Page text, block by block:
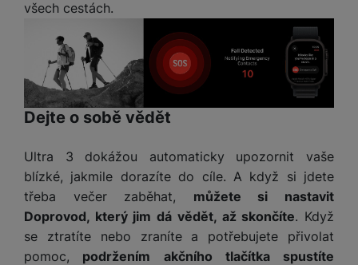
všech cestách.
Dejte o sobě vědět
Ultra 3 dokážou automaticky upozornit vaše
blízké, jakmile dorazíte do cíle. A když si jdete
třeba večer zaběhat, můžete si nastavit
Doprovod, který jim dá vědět, až skončíte. Když
se ztratíte nebo zraníte a potřebujete přivolat
pomoc, podržením akčního tlačítka spustíte